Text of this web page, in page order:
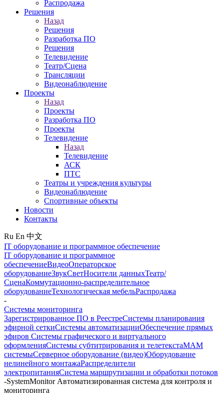
Распродажа
Решения
Назад
Решения
Разработка ПО
Решения
Телевидение
Театр/Сцена
Трансляции
Видеонаблюдение
Проекты
Назад
Проекты
Разработка ПО
Проекты
Телевидение
Назад
Телевидение
АСК
ПТС
Театры и учреждения культуры
Видеонаблюдение
Спортивные объекты
Новости
Контакты
Ru En 中文
IT оборудование и программное обеспечение
IT оборудование и программное
обеспечениеВидеоОператорское
оборудованиеЗвукСветНосители данныхТеатр/
СценаКоммутационно-распределительное
оборудованиеТехнологическая мебельРаспродажа
-
Системы мониторинга
Зарегистрированное ПО в РеестреСистемы планирования
эфирной сеткиСистемы автоматизацииОбеспечение прямых
эфиров Системы графического и виртуального
оформленияСистемы субтитрирования и телетекстаMAM
системыСерверное оборудование (видео)Оборудование
нелинейного монтажаРаспределители
электропитанияСистема маршрутизации и обработки потоков
-SystemMonitor Автоматизированная система для контроля и
мониторинга